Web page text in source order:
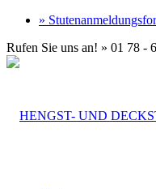
»
Rufen Sie uns an! » 01 78 -